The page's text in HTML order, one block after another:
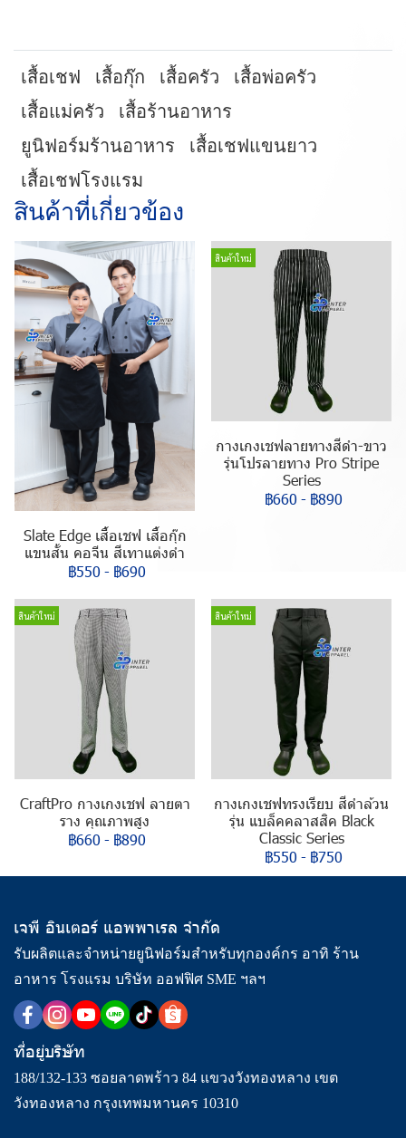
เสื้อเชฟ เสื้อกุ๊ก เสื้อครัว
เสื้อพ่อครัว
เสื้อแม่ครัว
เสื้อร้านอาหาร
ยูนิฟอร์มร้านอาหาร
เสื้อเชฟแขนยาว
เสื้อเชฟโรงแรม
สินค้าที่เกี่ยวข้อง
Slate Edge เสื้อเชฟ เสื้อกุ๊ก
แขนสั้น คอจีน สีเทาแต่งดำ
฿550 - ฿690
สินค้าใหม่
กางเกงเชฟลายทางสีดำ-ขาว
รุ่นโปรลายทาง Pro Stripe
Series
฿660 - ฿890
สินค้าใหม่
CraftPro กางเกงเชฟ ลายตา
ราง คุณภาพสูง
฿660 - ฿890
สินค้าใหม่
กางเกงเชฟทรงเรียบ สีดำล้วน
รุ่น แบล็คคลาสสิค Black
Classic Series
฿550 - ฿750
เจพี อินเตอร์ แอพพาเรล จำกัด
รับผลิตและจำหน่ายยูนิฟอร์มสำหรับทุกองค์กร อาทิ ร้าน
อาหาร โรงแรม บริษัท ออฟฟิศ SME ฯลฯ
ที่อยู่บริษัท
188/132-133 ซอยลาดพร้าว 84 แขวงวังทองหลาง เขต
วังทองหลาง กรุงเทพมหานคร 10310